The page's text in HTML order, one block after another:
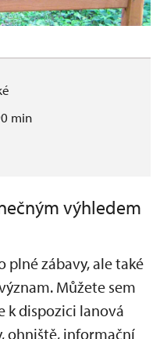
min
výhledem
plné zábavy, ale také
Můžete sem
k dispozici lanová
ohniště, informační